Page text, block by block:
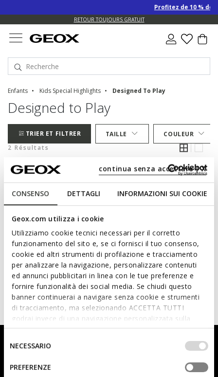
CONSENSO DETTAGLI INFORMAZIONI SUI COOKIE
Geox.com utilizza i cookie
Utilizziamo cookie tecnici necessari per il corretto
funzionamento del sito e, se ci fornisci il tuo consenso,
cookie ed altri strumenti di profilazione e tracciamento
per analizzare la navigazione, personalizzare contenuti
ed annunci pubblicitari in linea con le tue preferenze e
fornire funzionalità dei social media. Se chiudi questo
banner continuerai a navigare senza cookie e strumenti
di tracciamento, ma selezionando ACCETTA TUTTI
godrai invece di una navigazione personalizzata sulla
base dei tuoi gusti ed interessi. Selezionando
IMPOSTAZIONI potrai anche scegliere quali cookies ed
altri strumenti di tracciamento autorizzare. Per maggiori
informazioni o per modificare in qualsiasi momento le
tue impostazioni, visita la nostra
del
consenso
NECESSARIO
PREFERENZE
continua senza accettare | X
Profitez de 10 % de
RETOUR TOUJOURS GRATUIT
Enfants Kids Special Highlights Designed To Play
Designed to Play
TRIER ET FILTRER TAILLE
COULEUR
2 Résultats
DERNIERS PRIX D'ÉTÉ
IUPIDOO BÉBÉ FILLE
Chaussures premiers pas Looney
Tunes
1 COULEUR
DERNIERS PRIX D'ÉTÉ
SPHERICA PLUS HOMME
Baskets slip in
85,00€
15 COULEURS
Inscrivez-vous à la newsletter pour vous être toujours
informé(e) des dernières nouveautés !